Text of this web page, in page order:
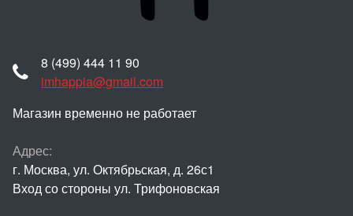
8 (499) 444 11 90
imhappia@gmail.com
Магазин временно не работает
Адрес:
г. Москва, ул. Октябрьская, д. 26с1
Вход со стороны ул. Трифоновская